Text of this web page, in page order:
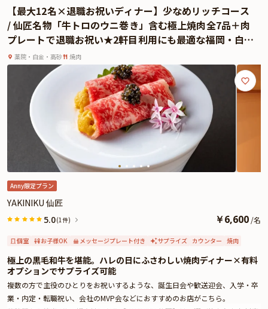
を堪能することができるため、きっとご満足いただける内容となっていること
でしょう。
また、座席はカウンター席・テーブル席・半個室席をご用意。シーンに合わせ
て最適な空間をお選びいただけます。サプライズ演出にぴったりの肉プレート
もセットです。
さらに本プランでは、有料オプションで、サプライズにぴったりな花束・ギフ
ト・カスタマイズ可能なメッセージカードなどをお付けすることが出来ます。
詳しくは本ページ中段の「お祝いアイテム」の欄で、ご選択頂けます。
美味しさと上質な空間、そして心のこもったおもてなしがそろう【YAKINIKU
仙匠】で、大切な人と特別なディナーをお楽しみください。
※令和8年熊本地震の影響により、当面の間、九州地方宛のお祝いアイテム配
送に遅延が発生する可能性がございます。
そのため、お客様への確実なお届けを優先し、一時的にプランページ上でのお
祝いアイテムの掲載を休止しております。
【最大12名×退職お祝いディナー】少なめリッチコース
/ 仙匠名物「牛トロのウニ巻き」含む極上焼肉全7品＋肉
プレートで退職お祝い★2軒目利用にも最適な福岡・白金
の名店
薬院・白金・高砂 焼肉
Anny限定プラン
YAKINIKU 仙匠
5.0(1件) ￥6,600 /名
個室 お子様OK メッセージプレート付き サプライズ カウンター 焼肉
極上の黒毛和牛を堪能。ハレの日にふさわしい焼肉ディナー×有料
オプションでサプライズ可能
複数の方で主役のひとりをお祝いするような、誕生日会や歓送迎会、入学・卒
業・内定・転職祝い、会社のMVP会などにおすすめのお店がこちら。